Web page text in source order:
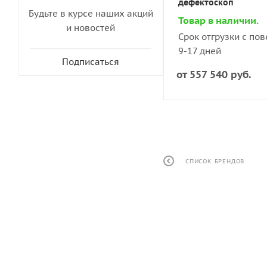
дефектоскоп
Товар в наличии.
Срок отгрузки с
9-17 дней
от557 540 руб.
СПИСОК БРЕНДОВ
Будьте в курсе наших акций
и новостей
Подписаться